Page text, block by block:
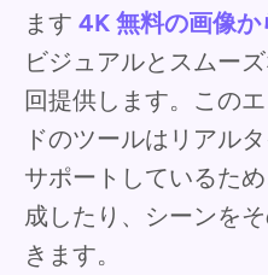
ます 4K 無料の画像か
ビジュアルとスムー
回提供します。この
ドのツールはリアル
サポートしているた
成したり、シーンを
きます。